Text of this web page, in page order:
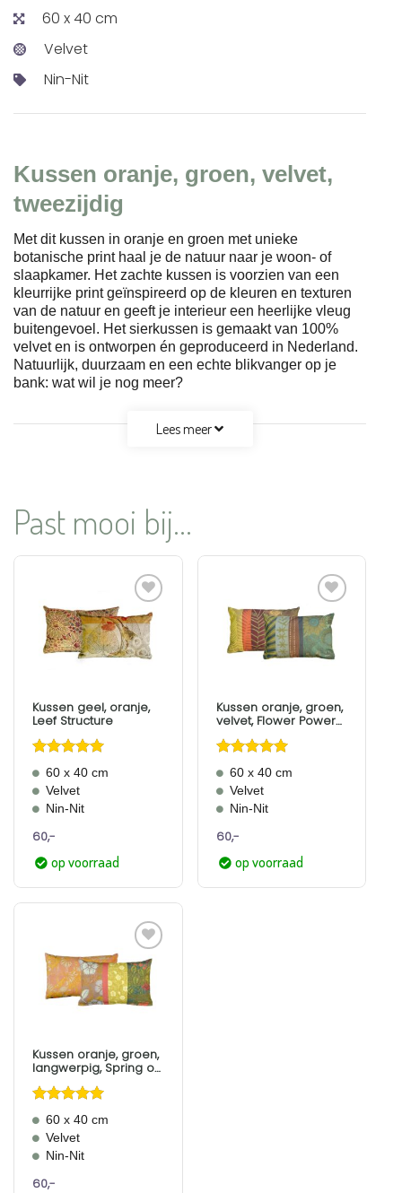
60 x 40 cm
Velvet
Nin-Nit
Kussen oranje, groen, velvet,
tweezijdig
Met dit kussen in oranje en groen met unieke
botanische print haal je de natuur naar je woon- of
slaapkamer. Het zachte kussen is voorzien van een
kleurrijke print geïnspireerd op de kleuren en texturen
van de natuur en geeft je interieur een heerlijke vleug
buitengevoel. Het sierkussen is gemaakt van 100%
velvet en is ontworpen én geproduceerd in Nederland.
Natuurlijk, duurzaam en een echte blikvanger op je
bank: wat wil je nog meer?
Lees meer
Past mooi bij...
Aan
verlanglijst
toevoegen
Kussen geel, oranje,
Leef Structure
Gewaardeerd
4.5uit 5
60 x 40 cm
Velvet
Nin-Nit
60,-
op voorraad
Aan
verlanglijst
toevoegen
Kussen oranje, groen,
velvet, Flower Power
Gewaardeerd
5 uit 5
60 x 40 cm
Velvet
Nin-Nit
60,-
op voorraad
Aan
verlanglijst
toevoegen
Kussen oranje, groen,
langwerpig, Spring of
Gewaardeerd
5
uit 5
60 x 40 cm
Velvet
Nin-Nit
60,-